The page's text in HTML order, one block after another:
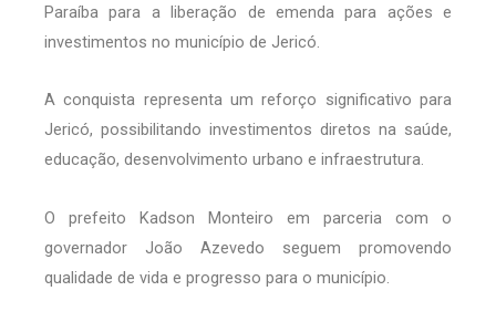
Paraíba para a liberação de emenda para ações e
investimentos no município de Jericó.
A conquista representa um reforço significativo para
Jericó, possibilitando investimentos diretos na saúde,
educação, desenvolvimento urbano e infraestrutura.
O prefeito Kadson Monteiro em parceria com o
governador João Azevedo seguem promovendo
qualidade de vida e progresso para o município.